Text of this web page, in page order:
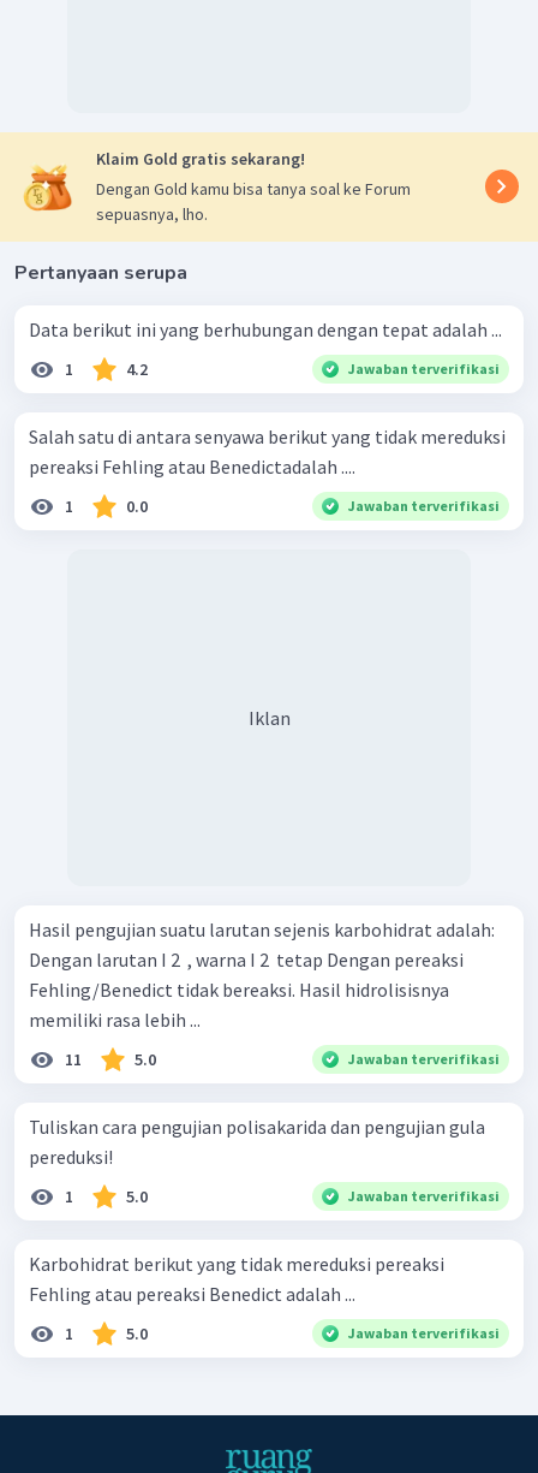
Klaim Gold gratis sekarang!
Dengan Gold kamu bisa tanya soal ke Forum
sepuasnya, lho.
Pertanyaan serupa
Data berikut ini yang berhubungan dengan tepat adalah ...
1 4.2 Jawaban terverifikasi
Salah satu di antara senyawa berikut yang tidak mereduksi
pereaksi Fehling atau Benedictadalah ....
1 0.0 Jawaban terverifikasi
Iklan
Hasil pengujian suatu larutan sejenis karbohidrat adalah:
Dengan larutan I 2 ​ , warna I 2 ​ tetap Dengan pereaksi
Fehling/Benedict tidak bereaksi. Hasil hidrolisisnya
memiliki rasa lebih ...
11 5.0 Jawaban terverifikasi
Tuliskan cara pengujian polisakarida dan pengujian gula
pereduksi!
1 5.0 Jawaban terverifikasi
Karbohidrat berikut yang tidak mereduksi pereaksi
Fehling atau pereaksi Benedict adalah ...
1 5.0 Jawaban terverifikasi